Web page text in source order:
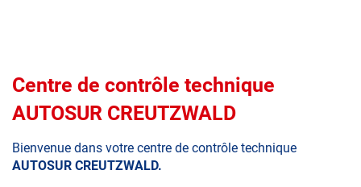
Centre de contrôle technique
AUTOSUR CREUTZWALD
Bienvenue dans votre centre de contrôle technique
AUTOSUR CREUTZWALD.